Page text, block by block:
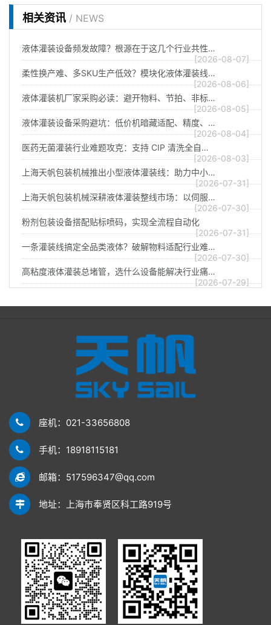
相关资讯 / NEWS
液体灌装设备频发故障？根源在于这几个行业共性…
[2026-08-07]
柔性换产难、多SKU生产低效？模块化液体灌装线…
[2026-08-06]
液体灌装机厂家采购必读：避开物料、节拍、非标…
[2026-08-05]
液体灌装设备采购避坑：低价机暗藏适配、精度、…
[2026-08-04]
医药无菌灌装行业难题攻克：支持 CIP 清洗全自…
[2026-08-03]
上海天帆包装机械推出小型液体灌装线：助力中小…
[2026-07-31]
上海天帆包装机械深耕液体灌装整线市场：以伺服…
[2026-07-30]
粉剂包装设备搭配贴标喷码，实现全流程自动化
[2026-07-31]
一条灌装线搞定全品类液体？破解物料适配行业难…
[2026-07-30]
高粘度液体灌装总堵管，选什么设备能解决行业痛…
[2026-07-29]
座机：021-33656808
手机：18918115181
邮箱：517596347@qq.com
地址：上海市奉贤区科工路919号